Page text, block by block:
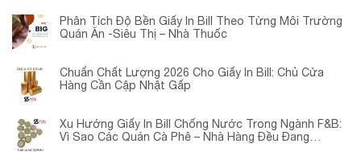
Phân Tích Độ Bền Giấy In Bill Theo Từng Môi Trường
Quán Ăn -Siêu Thị – Nhà Thuốc
Chuẩn Chất Lượng 2026 Cho Giấy In Bill: Chủ Cửa
Hàng Cần Cập Nhật Gấp
Xu Hướng Giấy In Bill Chống Nước Trong Ngành F&B:
Vì Sao Các Quán Cà Phê – Nhà Hàng Đều Đang